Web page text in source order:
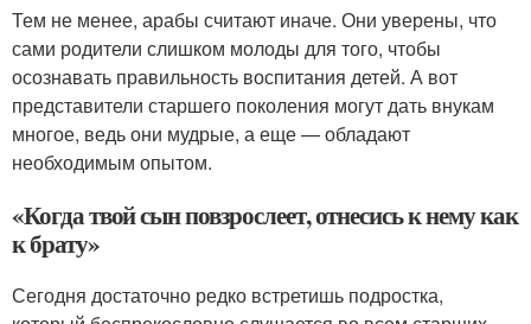
Тем не менее, арабы считают иначе. Они уверены, что
сами родители слишком молоды для того, чтобы
осознавать правильность воспитания детей. А вот
представители старшего поколения могут дать внукам
многое, ведь они мудрые, а еще — обладают
необходимым опытом.
«Когда твой сын повзрослеет, отнесись к нему как
к брату»
Сегодня достаточно редко встретишь подростка,